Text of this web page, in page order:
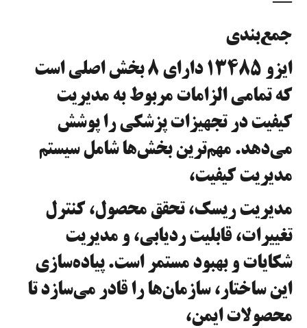
جمع‌بندی
ایزو ۱۳۴۸۵ دارای ۸ بخش اصلی است
که تمامی الزامات مربوط به مدیریت
کیفیت در تجهیزات پزشکی را پوشش
می‌دهد. مهم‌ترین بخش‌ها شامل سیستم
مدیریت کیفیت،
مدیریت ریسک، تحقق محصول، کنترل
تغییرات، قابلیت ردیابی، و مدیریت
شکایات و بهبود مستمر است. پیاده‌سازی
این ساختار، سازمان‌ها را قادر می‌سازد تا
محصولات ایمن،